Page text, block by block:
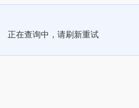
正在查询中，请刷新重试